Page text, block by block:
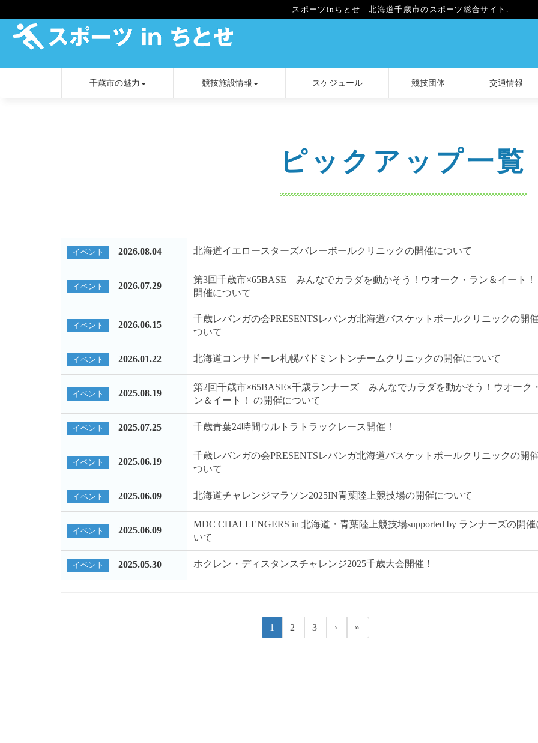
スポーツinちとせ｜北海道千歳市のスポーツ総合サイト.
千歳市の魅力 競技施設情報 スケジュール 競技団体 交通情報
ピックアップ一覧
イベント 2026.08.04 北海道イエロースターズバレーボールクリニックの開催について
イベント 2026.07.29
第3回千歳市×65BASE みんなでカラダを動かそう！ウオーク・ラン＆イート！
開催について
イベント 2026.06.15
千歳レバンガの会PRESENTSレバンガ北海道バスケットボールクリニックの開
ついて
イベント 2026.01.22 北海道コンサドーレ札幌バドミントンチームクリニックの開催について
イベント 2025.08.19
第2回千歳市×65BASE×千歳ランナーズ みんなでカラダを動かそう！ウオーク
ン＆イート！ の開催について
イベント 2025.07.25 千歳青葉24時間ウルトラトラックレース開催！
イベント 2025.06.19
千歳レバンガの会PRESENTSレバンガ北海道バスケットボールクリニックの開
ついて
イベント 2025.06.09 北海道チャレンジマラソン2025IN青葉陸上競技場の開催について
イベント 2025.06.09
MDC CHALLENGERS in 北海道・青葉陸上競技場supported by ランナーズの開催
いて
イベント 2025.05.30 ホクレン・ディスタンスチャレンジ2025千歳大会開催！
1 2 3 › »